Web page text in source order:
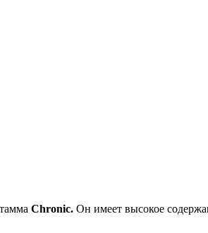
Chronic. Он имеет высокое